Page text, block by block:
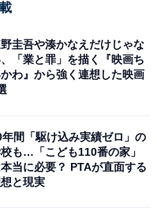
元愛を感じる近畿地方の
「伊勢志摩（三重
圭吾や湊かなえだけじゃな
「業と罪」を描く『映画ち
わ』から強く連想した映画
年間「駆け込み実績ゼロ」の
も…「こども110番の家」
当に必要？ PTAが直面する
と現実